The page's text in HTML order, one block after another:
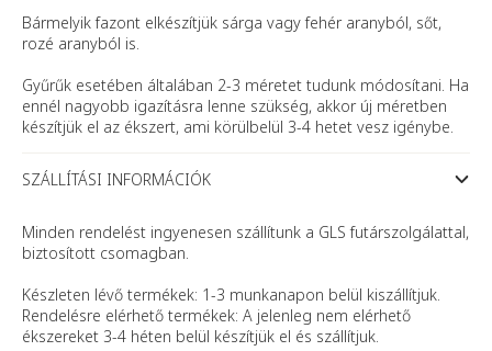
Bármelyik fazont elkészítjük sárga vagy fehér aranyból, sőt,
rozé aranyból is.
Gyűrűk esetében általában 2-3 méretet tudunk módosítani. Ha
ennél nagyobb igazításra lenne szükség, akkor új méretben
készítjük el az ékszert, ami körülbelül 3-4 hetet vesz igénybe.
SZÁLLÍTÁSI INFORMÁCIÓK
Minden rendelést ingyenesen szállítunk a GLS futárszolgálattal,
biztosított csomagban.
Készleten lévő termékek: 1-3 munkanapon belül kiszállítjuk.
Rendelésre elérhető termékek: A jelenleg nem elérhető
ékszereket 3-4 héten belül készítjük el és szállítjuk.